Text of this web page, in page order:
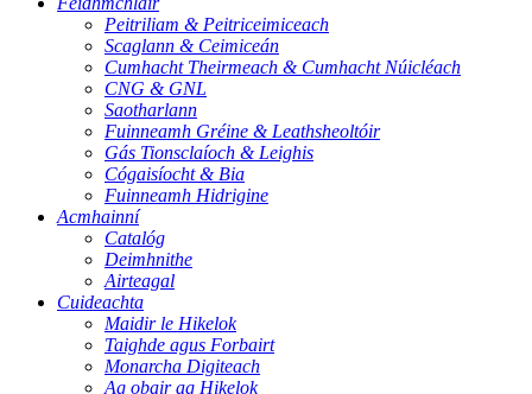
Peitriliam & Peitriceimiceach
Scaglann & Ceimiceán
Cumhacht Theirmeach & Cumhacht Núicléach
CNG & GNL
Saotharlann
Fuinneamh Gréine & Leathsheoltóir
Gás Tionsclaíoch & Leighis
Cógaisíocht & Bia
Fuinneamh Hidrigine
Acmhainní
Catalóg
Deimhnithe
Airteagal
Cuideachta
Maidir le Hikelok
Taighde agus Forbairt
Monarcha Digiteach
Ag obair ag Hikelok